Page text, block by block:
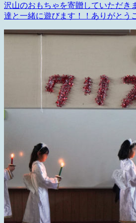
沢山のおもちゃを寄贈していただき
達と一緒に遊びます！！ありがとう